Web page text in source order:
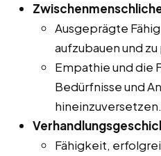
Ausgeprägte
aufzubauen und
Empathie und die
Bedürfnisse und
hineinzuversetzen.
Fähigkeit,